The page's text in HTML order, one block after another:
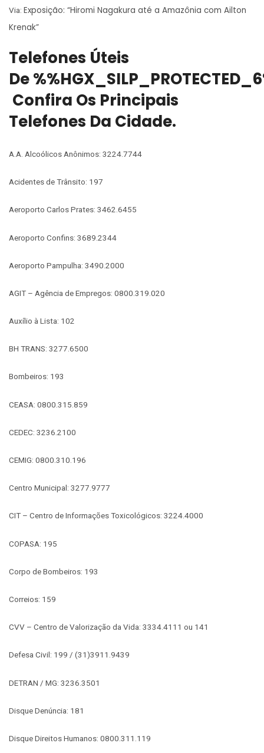
Via: Exposição: “Hiromi Nagakura até a Amazônia com Ailton
Krenak”
Telefones Úteis
De
Confira Os Principais
Telefones Da Cidade.
A.A. Alcoólicos Anônimos: 3224.7744
Acidentes de Trânsito: 197
Aeroporto Carlos Prates: 3462.6455
Aeroporto Confins: 3689.2344
Aeroporto Pampulha: 3490.2000
AGIT – Agência de Empregos: 0800.319.020
Auxílio à Lista: 102
BH TRANS: 3277.6500
Bombeiros: 193
CEASA: 0800.315.859
CEDEC: 3236.2100
CEMIG: 0800.310.196
Centro Municipal: 3277.9777
CIT – Centro de Informações Toxicológicos: 3224.4000
COPASA: 195
Corpo de Bombeiros: 193
Correios: 159
CVV – Centro de Valorização da Vida: 3334.4111 ou 141
Defesa Civil: 199 / (31)3911.9439
DETRAN / MG: 3236.3501
Disque Denúncia: 181
Disque Direitos Humanos: 0800.311.119